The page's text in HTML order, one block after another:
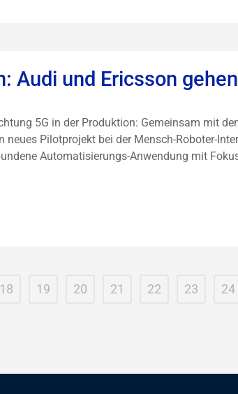
Audi und Ericsson
5G in der Produktion: Gemeinsam mit
neues Pilotprojekt bei der Mensch-Roboter-
Automatisierungs-Anwendung mit
18 19 20 21 22 23 24